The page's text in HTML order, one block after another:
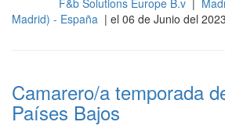
F&b Solutions Europe B.v
Madrid) - España | el 06 de Junio del 2023
Camarero/a temporada
Países Bajos